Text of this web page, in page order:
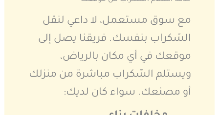
مع سوق مستعمل، لا داعي لنقل
السّكراب بنفسك. فريقنا يصل إلى
موقعك في أي مكان بالرياض،
ويستلم السّكراب مباشرة من منزلك
أو مصنعك. سواء كان لديك: